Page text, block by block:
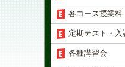
各コース授業料
定期テスト・入
各種講習会